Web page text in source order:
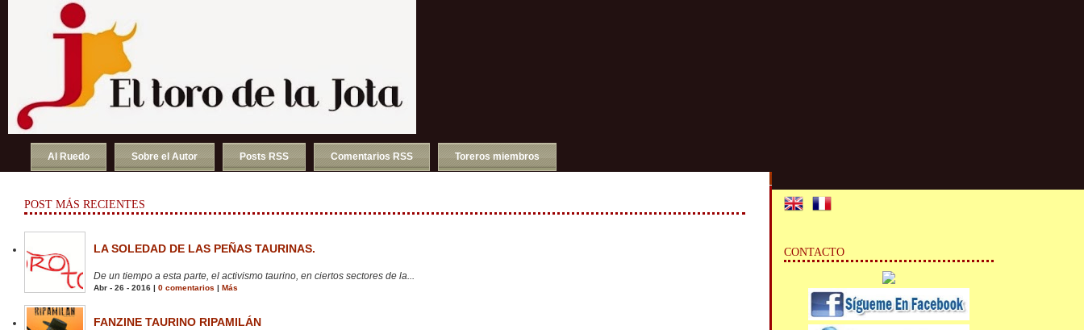
Al Ruedo Sobre el Autor Posts RSS Comentarios RSS Toreros miembros
POST MÁS RECIENTES
LA SOLEDAD DE LAS PEÑAS TAURINAS.
De un tiempo a esta parte, el activismo taurino, en ciertos sectores de la...
Abr - 26 - 2016 | 0 comentarios | Más
FANZINE TAURINO RIPAMILÁN
CONTACTO